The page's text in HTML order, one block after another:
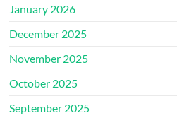
January 2026
December 2025
November 2025
October 2025
September 2025